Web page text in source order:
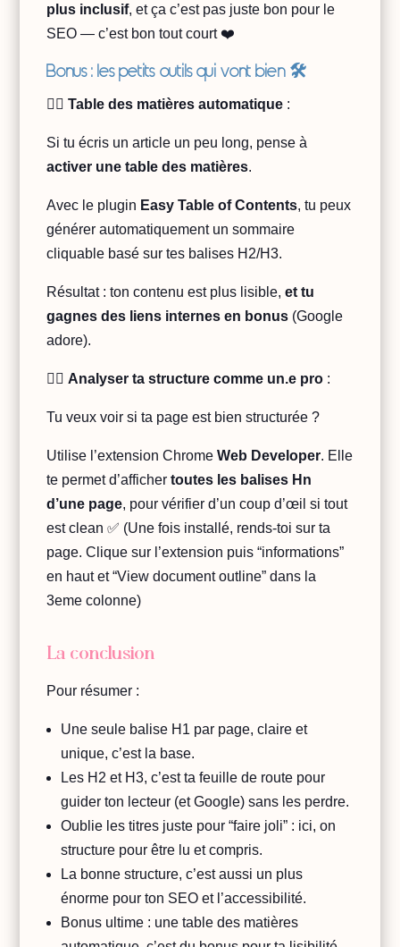
plus inclusif, et ça c’est pas juste bon pour le
SEO — c’est bon tout court ❤️
Bonus : les petits outils qui vont bien 🛠️
👉🏻Table des matières automatique :
Si tu écris un article un peu long, pense à
activer une table des matières.
Avec le plugin Easy Table of Contents, tu peux
générer automatiquement un sommaire
cliquable basé sur tes balises H2/H3.
Résultat : ton contenu est plus lisible,et tu
gagnes des liens internes en bonus (Google
adore).
👉🏻 Analyser ta structure comme un.e pro :
Tu veux voir si ta page est bien structurée ?
Utilise l’extension ChromeWeb Developer. Elle
te permet d’affichertoutes les balises Hn
d’une page, pour vérifier d’un coup d’œil si tout
est clean ✅ (Une fois installé, rends-toi sur ta
page. Clique sur l’extension puis “informations”
en haut et “View document outline” dans la
3eme colonne)
La conclusion
Pour résumer :
Une seule balise H1 par page, claire et
unique, c’est la base.
Les H2 et H3, c’est ta feuille de route pour
guider ton lecteur (et Google) sans les perdre.
Oublie les titres juste pour “faire joli” : ici, on
structure pour être lu et compris.
La bonne structure, c’est aussi un plus
énorme pour ton SEO et l’accessibilité.
Bonus ultime : une table des matières